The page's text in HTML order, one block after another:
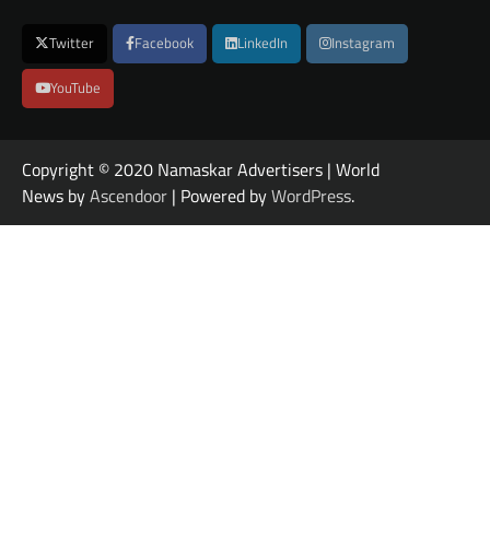
Twitter Facebook LinkedIn Instagram
YouTube
Copyright © 2020 Namaskar Advertisers | World
News byAscendoor | Powered byWordPress.